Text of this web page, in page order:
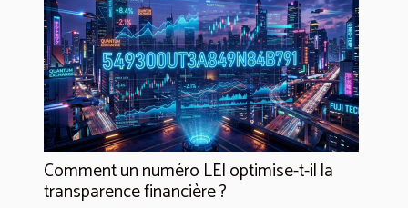
Comment un numéro LEI optimise-t-il la
transparence financière ?